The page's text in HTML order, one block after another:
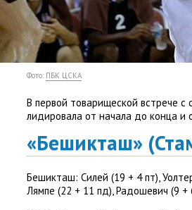
Фото: ПБК ЦСКА
В первой товарищеской встрече
лидировала от начала до конца и
«Бешикташ» (
Бешикташ: Силей (19 + 4 пт),
Лямпе (22 + 11 пд), Радошевич (9 +